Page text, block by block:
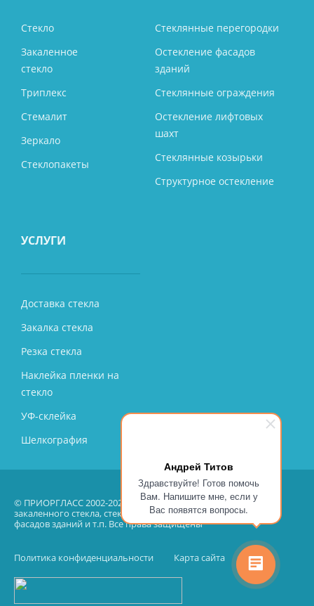
Андрей Титов
Здравствуйте! Готов помочь
Вам. Напишите мне, если у
Вас появятся вопросы.
Стекло
Закаленное
стекло
Триплекс
Стемалит
Зеркало
Стеклопакеты
Стеклянные перегородки
Остекление фасадов
зданий
Стеклянные ограждения
Остекление лифтовых
шахт
Стеклянные козырьки
Структурное остекление
УСЛУГИ
Доставка стекла
Закалка стекла
Резка стекла
Наклейка пленки на
стекло
УФ-склейка
Шелкография
© ПРИОРГЛАСС 2002-2026 – производство, продажа, монтаж
закаленного стекла, стеклянных перегородок, остекление
фасадов зданий и т.п. Все права защищены
Политика конфиденциальности Карта сайта